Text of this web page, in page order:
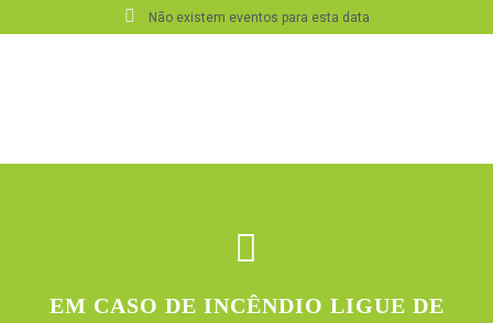
Não existem eventos para esta data
EM CASO DE INCÊNDIO LIGUE DE